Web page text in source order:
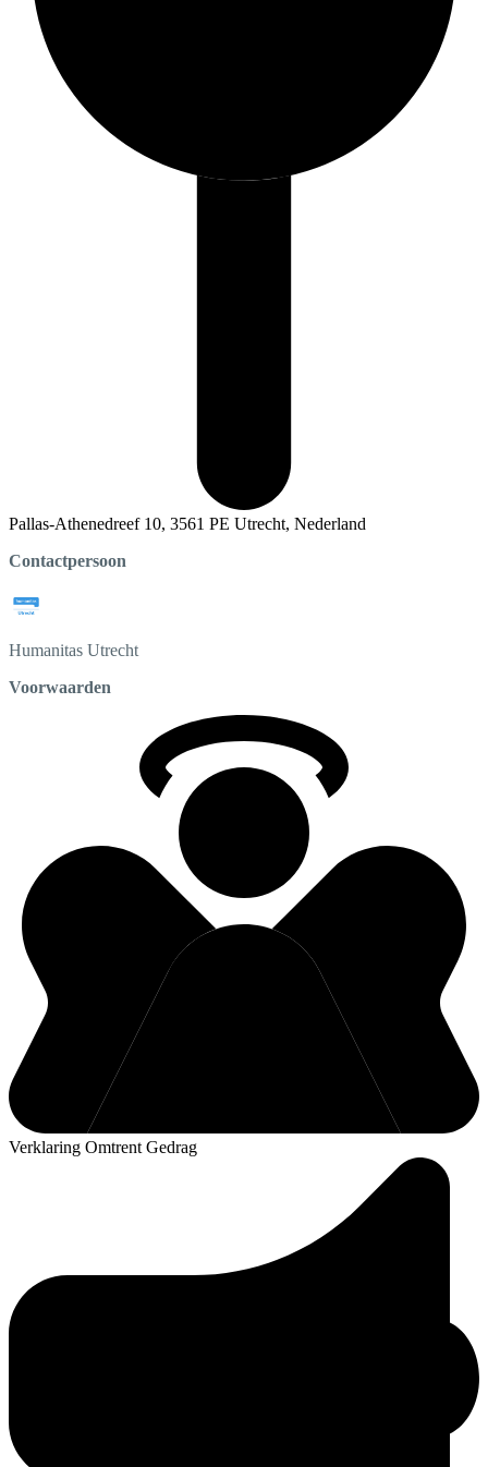
Pallas-Athenedreef 10, 3561 PE Utrecht, Nederland
Contactpersoon
Humanitas Utrecht
Voorwaarden
Verklaring Omtrent Gedrag